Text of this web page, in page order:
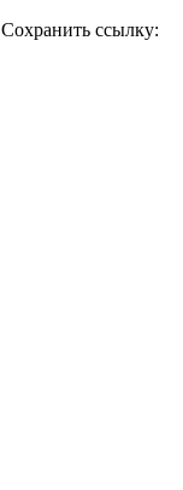
Сохранить ссылку: